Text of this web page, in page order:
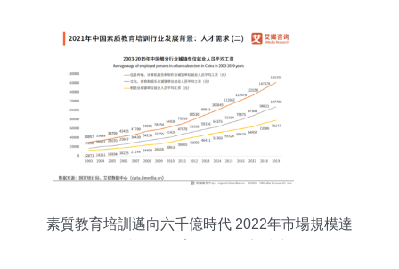
素質教育培訓邁向六千億時代 2022年市場規模達